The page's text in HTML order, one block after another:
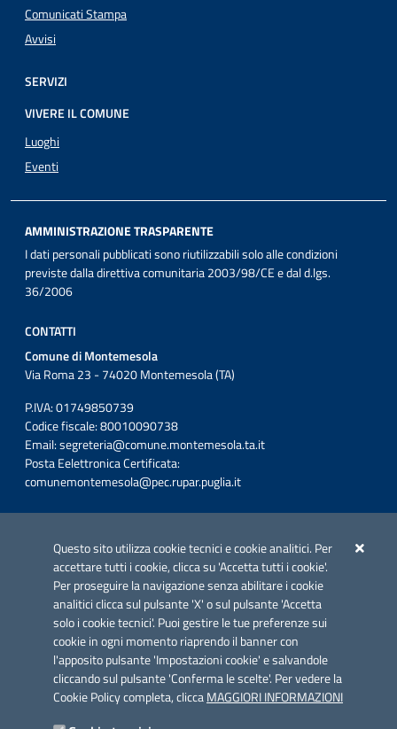
Questo sito utilizza cookie tecnici e cookie analitici. Per
accettare tutti i cookie, clicca su 'Accetta tutti i cookie'.
Per proseguire la navigazione senza abilitare i cookie
analitici clicca sul pulsante 'X' o sul pulsante 'Accetta
solo i cookie tecnici'. Puoi gestire le tue preferenze sui
cookie in ogni momento riaprendo il banner con
l'apposito pulsante 'Impostazioni cookie' e salvandole
cliccando sul pulsante 'Conferma le scelte'. Per vedere la
Cookie Policy completa, cliccaMAGGIORI INFORMAZIONI
Comunicati Stampa
Avvisi
SERVIZI
VIVERE IL COMUNE
Luoghi
Eventi
AMMINISTRAZIONE TRASPARENTE
I dati personali pubblicati sono riutilizzabili solo alle condizioni
previste dalla direttiva comunitaria 2003/98/CE e dal d.lgs.
36/2006
CONTATTI
Comune di Montemesola
Via Roma 23 - 74020 Montemesola (TA)
P.IVA: 01749850739
Codice fiscale: 80010090738
Email:segreteria@comune.montemesola.ta.it
Posta Eelettronica Certificata:
comunemontemesola@pec.rupar.puglia.it
Azione 2.3.
Link utili
Informativa privacy